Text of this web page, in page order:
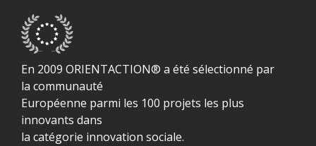
En 2009 ORIENTACTION® a été sélectionné par
la communauté
Européenne parmi les 100 projets les plus
innovants dans
la catégorie innovation sociale.